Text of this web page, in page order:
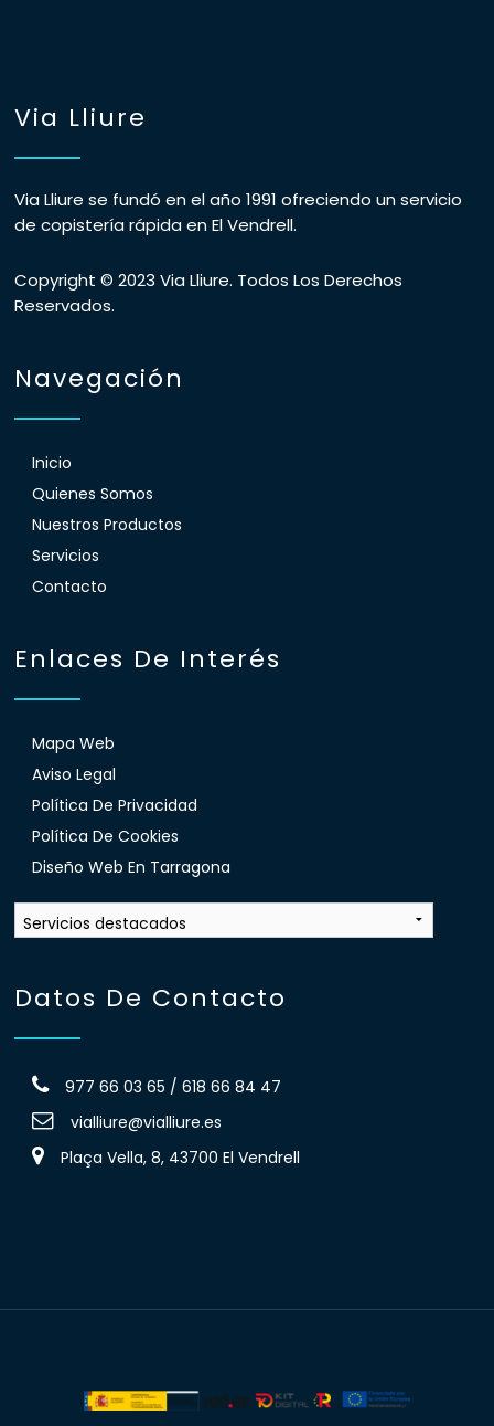
Via Lliure
Via Lliure se fundó en el año 1991 ofreciendo un servicio
de copistería rápida en El Vendrell.
Copyright © 2023 Via Lliure. Todos Los Derechos
Reservados.
Navegación
Inicio
Quienes Somos
Nuestros Productos
Servicios
Contacto
Enlaces De Interés
Mapa Web
Aviso Legal
Política De Privacidad
Política De Cookies
Diseño Web En Tarragona
Datos De Contacto
977 66 03 65 / 618 66 84 47
vialliure@vialliure.es
Plaça Vella, 8, 43700 El Vendrell